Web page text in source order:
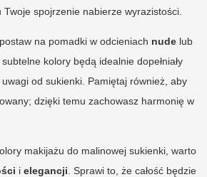
spojrzenie nabierze wyrazistości.
na pomadki w odcieniach nude lub
kolory będą idealnie dopełniały
od sukienki. Pamiętaj również, aby
dzięki temu zachowasz harmonię w
makijażu do malinowej sukienki, warto
i elegancji . Sprawi to, że całość będzie